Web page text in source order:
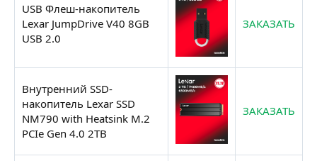
USB Флеш-накопитель
Lexar JumpDrive V40 8GB
USB 2.0
ЗАКАЗАТЬ
Внутренний SSD-
накопитель Lexar SSD
NM790 with Heatsink M.2
PCIe Gen 4.0 2TB
ЗАКАЗАТЬ